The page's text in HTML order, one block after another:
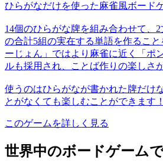
ひらがなだけを使った麻雀風ボード
14個のひらがな牌を組み合わせて、
の合計5組の実在する単語を作るこ
ーじょん」ではより麻雀に近く「ポ
ルも採用され、ことば作りの楽しさ
使うのはひらがなが書かれた牌だけ
とがなくても楽しむことができます！
このゲームを詳しく見る
世界中のボードゲーム